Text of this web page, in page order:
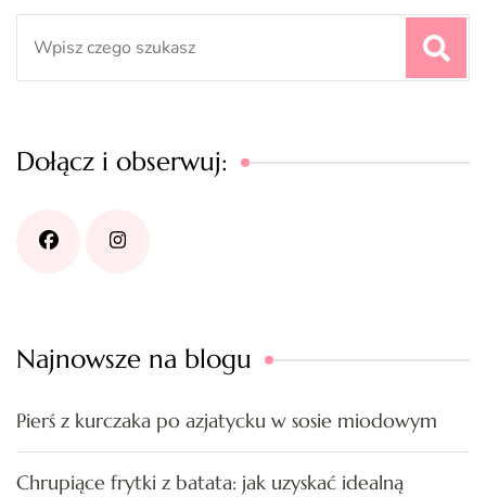
Dołącz i obserwuj:
Najnowsze na blogu
Pierś z kurczaka po azjatycku w sosie miodowym
Chrupiące frytki z batata: jak uzyskać idealną